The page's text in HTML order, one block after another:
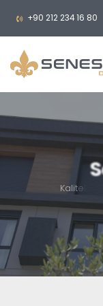
+90 212 234 16 80
Kalite